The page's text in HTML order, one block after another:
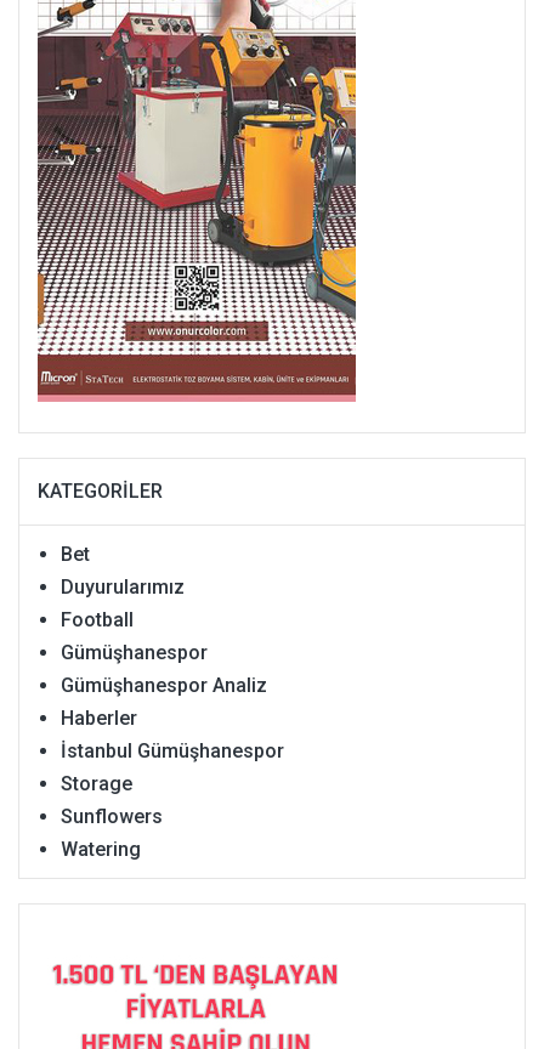
KATEGORILER
Bet
Duyurularımız
Football
Gümüşhanespor
Gümüşhanespor Analiz
Haberler
İstanbul Gümüşhanespor
Storage
Sunflowers
Watering